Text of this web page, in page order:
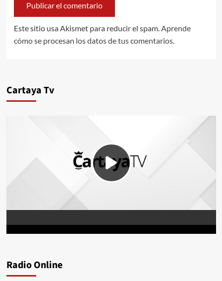
Este sitio usa Akismet para reducir el spam. Aprende
cómo se procesan los datos de tus comentarios.
Cartaya Tv
Radio Online